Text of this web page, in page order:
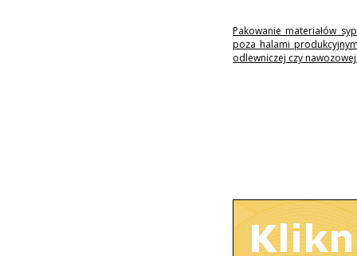
Pakowanie materiałów
poza halami
odlewniczej czy